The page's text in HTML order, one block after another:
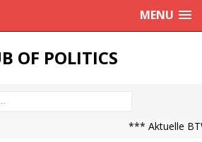
MENU
OF POLITICS
*** Aktuelle